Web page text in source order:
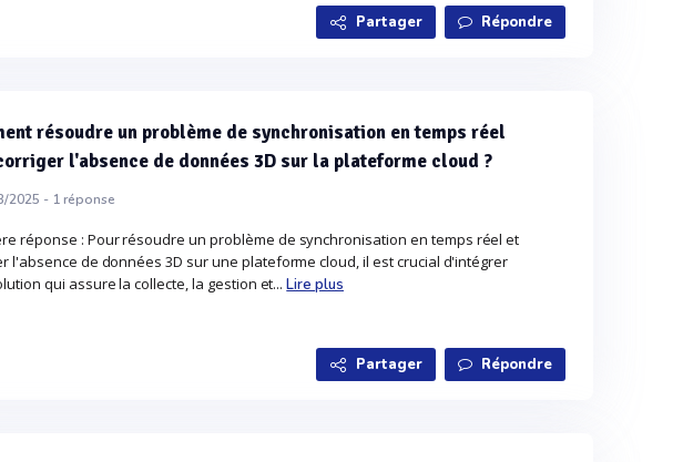
Partager Répondre
résoudre un problème de synchronisation en temps réel
l'absence de données 3D sur la plateforme cloud ?
2025 - 1réponse
réponse : Pour résoudre un problème de synchronisation en temps réel et
l'absence de données 3D sur une plateforme cloud, il est crucial d'intégrer
qui assure la collecte, la gestion et...Lire plus
Partager Répondre